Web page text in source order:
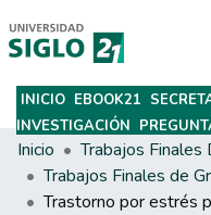
Subir
INICIO EBOOK21
INVESTIGACIÓN
Inicio
Trabajos Finales de